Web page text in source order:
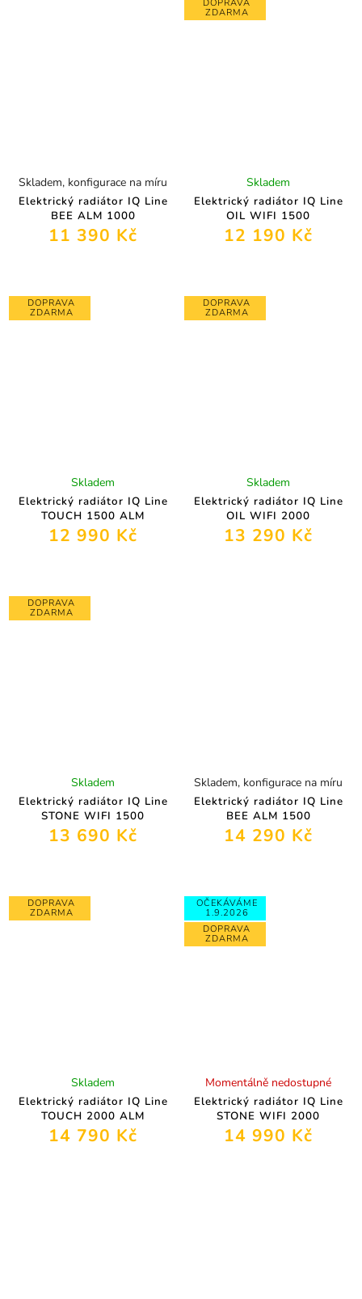
Elektrický radiátor IQ Line
BEE ALM 1000
Skladem, konfigurace na míru
11 390 Kč
DOPRAVA
ZDARMA
Elektrický radiátor IQ Line
OIL WIFI 1500
Skladem
12 190 Kč
DOPRAVA
ZDARMA
Elektrický radiátor IQ Line
TOUCH 1500 ALM
Skladem
12 990 Kč
DOPRAVA
ZDARMA
Elektrický radiátor IQ Line
OIL WIFI 2000
Skladem
13 290 Kč
DOPRAVA
ZDARMA
Elektrický radiátor IQ Line
STONE WIFI 1500
Skladem
13 690 Kč
Elektrický radiátor IQ Line
BEE ALM 1500
Skladem, konfigurace na míru
14 290 Kč
DOPRAVA
ZDARMA
Elektrický radiátor IQ Line
TOUCH 2000 ALM
Skladem
14 790 Kč
OČEKÁVÁME
1.9.2026
DOPRAVA
ZDARMA
Elektrický radiátor IQ Line
STONE WIFI 2000
Momentálně nedostupné
14 990 Kč